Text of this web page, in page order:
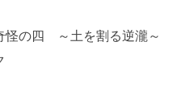
の四 ～土を割る逆瀧～